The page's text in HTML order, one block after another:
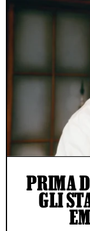
PRIMA
GLI